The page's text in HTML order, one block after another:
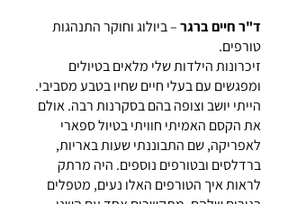
ד"ר חיים ברגר– ביולוג וחוקר התנהגות
טורפים.
זיכרונות הילדות שלי מלאים בטיולים
ומפגשים עם בעלי חיים שחיו בטבע מסביבי.
הייתי יושב וצופה בהם בסקרנות רבה. אולם
את הקסם האמיתי חוויתי בטיול ספארי
לאפריקה, שם התבוננתי שעות באריות,
ברדלסים ובטורפים נוספים. היה מרתק
לראות איך הטורפים האלו נעים, מטפלים